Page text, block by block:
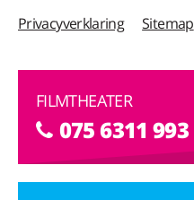
Privacyverklaring Sitemap
FILMTHEATER
075 6311 993